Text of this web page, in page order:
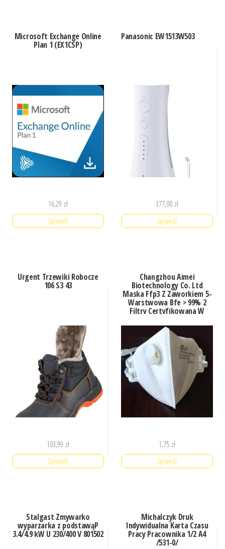
Microsoft Exchange Online
Plan 1 (EX1CSP)
16,29 zł
Sprawdź
Panasonic EW1513W503
377,00 zł
Sprawdź
Urgent Trzewiki Robocze
106 S3 43
103,99 zł
Sprawdź
Changzhou Aimei
Biotechnology Co. Ltd
Maska Ffp3 Z Zaworkiem 5-
Warstwowa Bfe > 99% 2
Filtry Certyfikowana W
1,75 zł
Sprawdź
Stalgast Zmywarko
wyparzarka z podstawąP
3.4/4.9 kW U 230/400 V 801502
Michalczyk Druk
Indywidualna Karta Czasu
Pracy Pracownika 1/2 A4
/531-0/